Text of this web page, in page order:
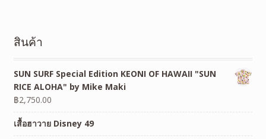
สินค้า
SUN SURF Special Edition KEONI OF HAWAII "SUN
RICE ALOHA" by Mike Maki
฿2,750.00
เสื้อฮาวาย Disney 49